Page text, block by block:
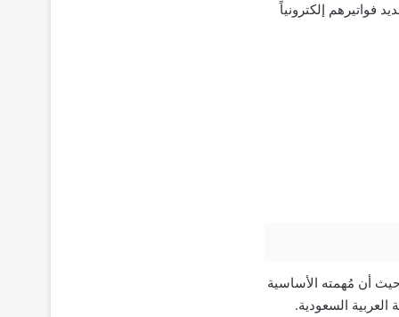
فواتيرهم إلكترونياً
حيث أن مُهمته الأساسية
السعودية.